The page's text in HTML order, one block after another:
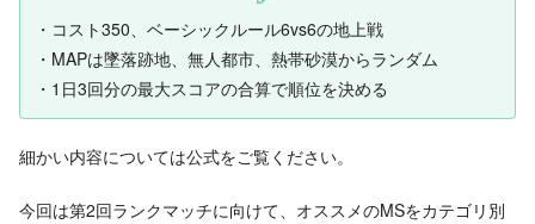
・コスト350、ベーシックルール6vs6の地上戦
・MAPは墜落跡地、無人都市、熱帯砂漠からランダム
・1日3回分の最大スコアの合算で順位を決める
細かい内容については公式をご覧ください。
今回は第2回ランクマッチに向けて、オススメのMSをカテゴリ別